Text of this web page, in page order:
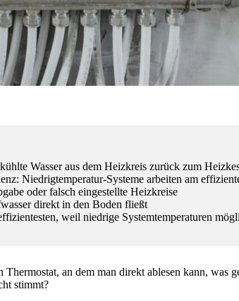
Wasser aus dem Heizkreis zurück zum
Niedrigtemperatur-Systeme arbeiten am
oder falsch eingestellte Heizkreise
direkt in den Boden fließt
weil niedrige Systemtemperaturen
an dem man direkt ablesen kann,
stimmt?